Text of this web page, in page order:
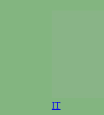
IT